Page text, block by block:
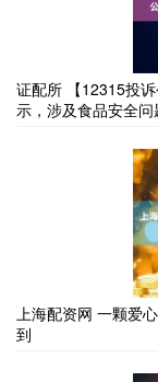
证配所 【12315投
示，涉及食品安全问
上海配资网 一颗爱
到